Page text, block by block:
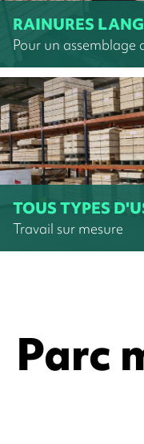
RAINURES
Pour un assemblage
TOUS TYPES
Travail sur mesure
Parc